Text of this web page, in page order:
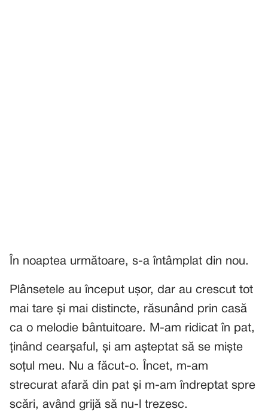
În noaptea următoare, s-a întâmplat din nou.
Plânsetele au început ușor, dar au crescut tot
mai tare și mai distincte, răsunând prin casă
ca o melodie bântuitoare. M-am ridicat în pat,
ținând cearșaful, și am așteptat să se miște
soțul meu. Nu a făcut-o. Încet, m-am
strecurat afară din pat și m-am îndreptat spre
scări, având grijă să nu-l trezesc.